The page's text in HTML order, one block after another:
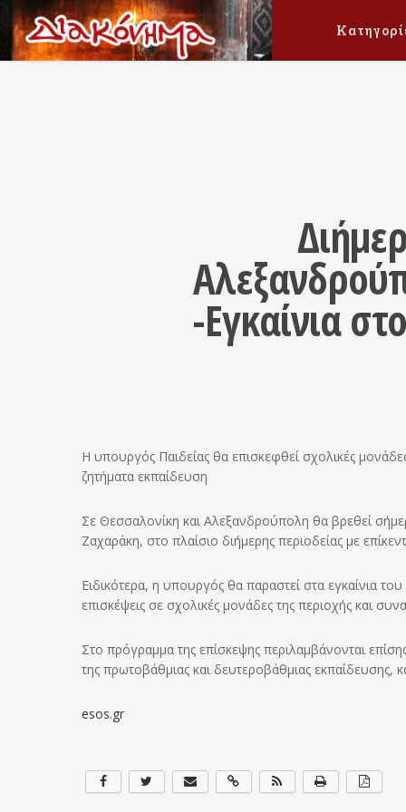
-Εγκαίνια
Η υπουργός Παιδείας θα επισκεφθεί σχολικές
ζητήματα εκπαίδευση
Σε Θεσσαλονίκη και Αλεξανδρούπολη θα βρεθεί
Ζαχαράκη, στο πλαίσιο διήμερης περιοδείας με
Ειδικότερα, η υπουργός θα παραστεί στα εγκαίνια
επισκέψεις σε σχολικές μονάδες της περιοχής και
Στο πρόγραμμα της επίσκεψης περιλαμβάνονται
της πρωτοβάθμιας και δευτεροβάθμιας εκπαίδευσης,
esos.gr